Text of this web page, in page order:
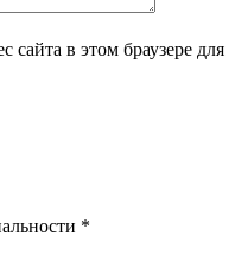
сайта в этом браузере для
*